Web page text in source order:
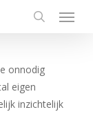
Menu
onnodig
eigen
inzichtelijk